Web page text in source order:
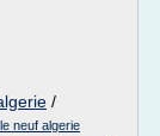
/
neuf algerie